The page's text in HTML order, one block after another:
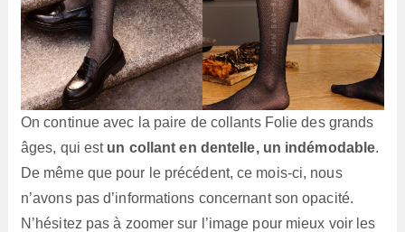
On continue avec la paire de collants Folie des grands
âges, qui est un collant en dentelle, un indémodable.
De même que pour le précédent, ce mois-ci, nous
n’avons pas d’informations concernant son opacité.
N’hésitez pas à zoomer sur l’image pour mieux voir les